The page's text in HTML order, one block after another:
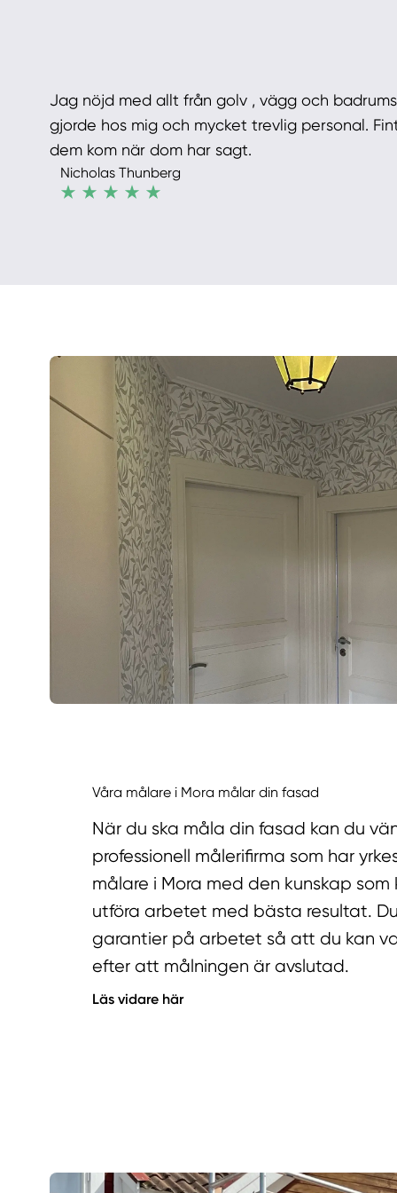
Jag nöjd med allt från golv , vägg och
gjorde hos mig och mycket trevlig personal.
dem kom när dom har sagt.
Nicholas Thunberg
Våra målare i Mora målar din fasad
När du ska måla din fasad kan du
professionell målerifirma som har
målare i Mora med den kunskap som
utföra arbetet med bästa resultat.
garantier på arbetet så att du kan
efter att målningen är avslutad.
Läs vidare här